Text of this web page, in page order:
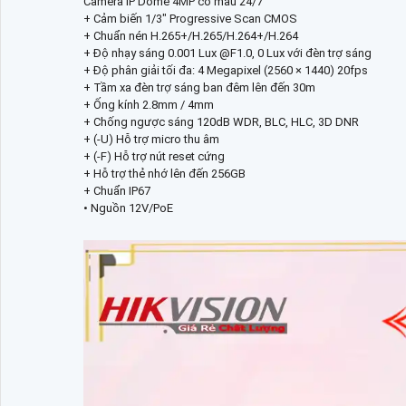
+ Cảm biến 1/3" Progressive Scan CMOS
+ Chuẩn nén H.265+/H.265/H.264+/H.264
+ Độ nhạy sáng 0.001 Lux @F1.0, 0 Lux với đèn trợ sáng
+ Độ phân giải tối đa: 4 Megapixel (2560 × 1440) 20fps
+ Tầm xa đèn trợ sáng ban đêm lên đến 30m
+ Ống kính 2.8mm / 4mm
+ Chống ngược sáng 120dB WDR, BLC, HLC, 3D DNR
+ (-U) Hỗ trợ micro thu âm
+ (-F) Hỗ trợ nút reset cứng
+ Hỗ trợ thẻ nhớ lên đến 256GB
+ Chuẩn IP67
• Nguồn 12V/PoE